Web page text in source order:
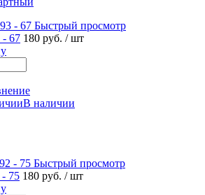
Быстрый просмотр
- 67 180 руб. / шт
В наличии
Быстрый просмотр
75 180 руб. / шт